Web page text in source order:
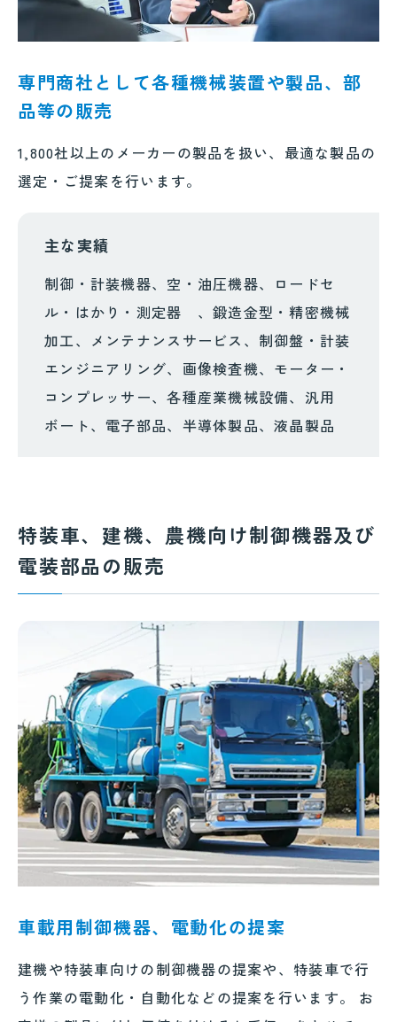
専門商社として各種機械装置や製品、部
品等の販売
1,800社以上のメーカーの製品を扱い、最適な製品の
選定・ご提案を行います。
主な実績
制御・計装機器、空・油圧機器、ロードセ
ル・はかり・測定器 、鍛造金型・精密機械
加工、メンテナンスサービス、制御盤・計装
エンジニアリング、画像検査機、モーター・
コンプレッサー、各種産業機械設備、汎用
ボート、電子部品、半導体製品、液晶製品
特装車、建機、農機向け制御機器及び
電装部品の販売
車載用制御機器、電動化の提案
建機や特装車向けの制御機器の提案や、特装車で行
う作業の電動化・自動化などの提案を行います。 お